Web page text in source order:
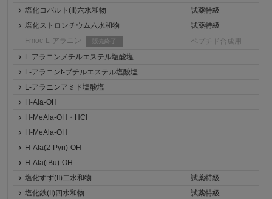
塩化コバルト(II)六水和物
試薬特級
塩化ストロンチウム六水和物
試薬特級
Fmoc-L-アラニン
販売終了
ペプチド合成用
L-アラニンメチルエステル塩酸塩
L-アラニンt-ブチルエステル塩酸塩
L-アラニンアミド塩酸塩
H-Ala-OH
H-MeAla-OH・HCl
H-MeAla-OH
H-Ala(2-Pyri)-OH
H-Ala(tBu)-OH
塩化すず(II)二水和物
試薬特級
塩化鉄(II)四水和物
試薬特級